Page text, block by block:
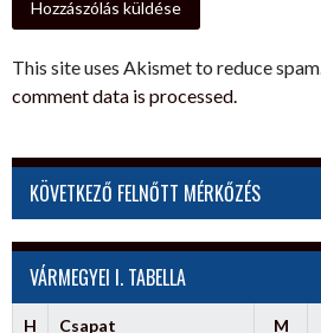
This site uses Akismet to reduce spam.
comment data is processed.
KÖVETKEZŐ FELNŐTT MÉRKŐZÉS
VÁRMEGYEI I. TABELLA
H Csapat M